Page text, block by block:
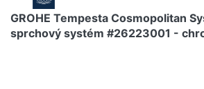
GROHE Tempesta Cosmopolitan
sprchový systém #26223001 -